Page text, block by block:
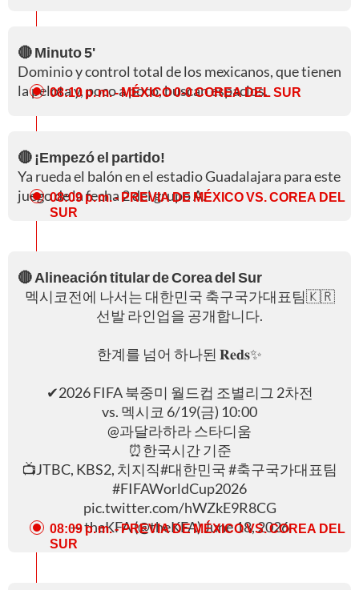
🔴 Minuto 5'
Dominio y control total de los mexicanos, que tienen
la pelota y, poco a poco, buscan espacios.
08:10 p. m.- MÉXICO 0-0 COREA DEL SUR
🔴 ¡Empezó el partido!
Ya rueda el balón en el estadio Guadalajara para este
juego de la fecha 2 del grupo A.
08:09 p. m.- PREVIA DE MÉXICO VS. COREA DEL
SUR
🔴 Alineación titular de Corea del Sur
멕시코전에 나서는 대한민국 축구국가대표팀🇰🇷
선발 라인업을 공개합니다.
한계를 넘어 하나된 𝐑𝐞𝐝𝐬✨
✔2026 FIFA 북중미 월드컵 조별리그 2차전
vs. 멕시코 6/19(금) 10:00
@과달라하라 스타디움
⏰한국시간 기준
📺JTBC, KBS2, 치지직#대한민국#축구국가대표팀
#FIFAWorldCup2026
pic.twitter.com/hWZkE9R8CG
— theKFA (@theKFA)June 18, 2026
08:09 p. m.- PREVIA DE MÉXICO VS. COREA DEL
SUR